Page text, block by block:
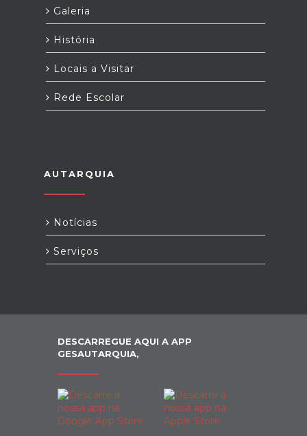
Galeria
História
Locais a Visitar
Rede Escolar
AUTARQUIA
Notícias
Serviços
DESCARREGUE AQUI A APP
GESAUTARQUIA,